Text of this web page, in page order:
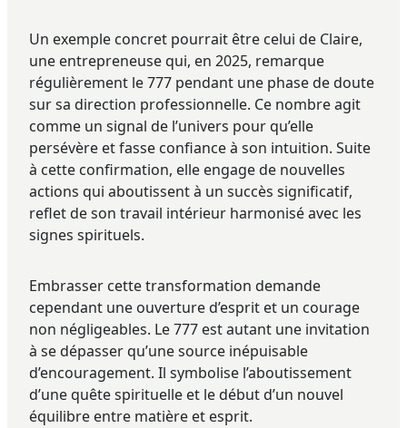
Un exemple concret pourrait être celui de Claire,
une entrepreneuse qui, en 2025, remarque
régulièrement le 777 pendant une phase de doute
sur sa direction professionnelle. Ce nombre agit
comme un signal de l’univers pour qu’elle
persévère et fasse confiance à son intuition. Suite
à cette confirmation, elle engage de nouvelles
actions qui aboutissent à un succès significatif,
reflet de son travail intérieur harmonisé avec les
signes spirituels.
Embrasser cette transformation demande
cependant une ouverture d’esprit et un courage
non négligeables. Le 777 est autant une invitation
à se dépasser qu’une source inépuisable
d’encouragement. Il symbolise l’aboutissement
d’une quête spirituelle et le début d’un nouvel
équilibre entre matière et esprit.